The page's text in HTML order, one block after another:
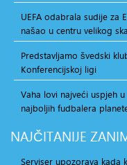
UEFA odabrala sudije za
našao u centru velikog
Predstavljamo švedski
Konferencijskoj ligi
Vaha lovi najveći uspjeh
najboljih fudbalera
NAJČITANIJE
Serviser upozorava kada